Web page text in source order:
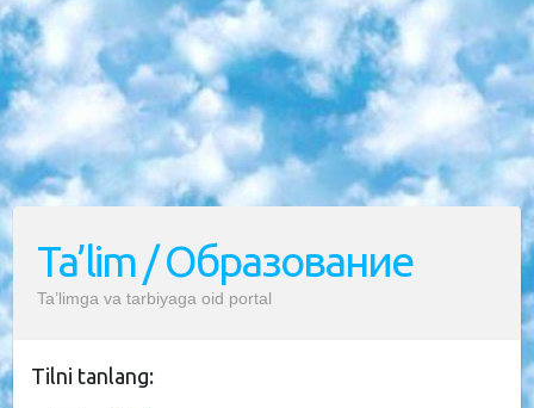
Ta’lim / Образование
Ta’limga va tarbiyaga oid portal
Tilni tanlang: